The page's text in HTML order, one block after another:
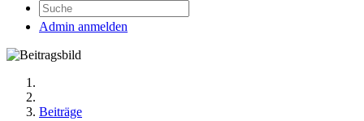
Admin anmelden
Beiträge